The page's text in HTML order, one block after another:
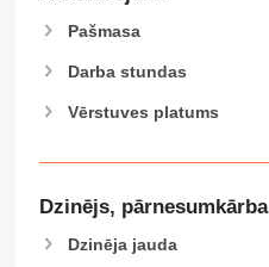
Pašmasa
Darba stundas
Vērstuves platums
Dzinējs, pārnesumkārba
Dzinēja jauda